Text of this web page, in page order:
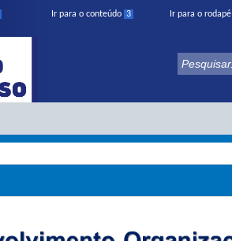
Ir para o conteúdo 3 Ir para o rodapé